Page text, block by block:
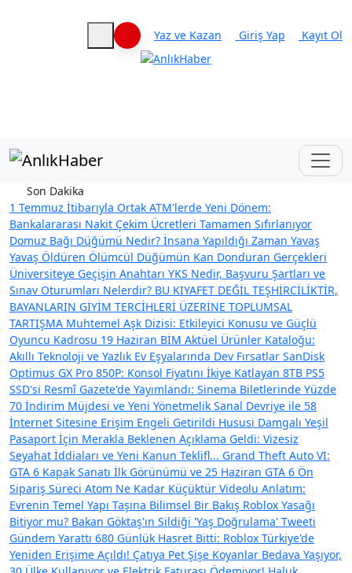
Haberleri keşfet
Yaz ve Kazan Giriş Yap Kayıt Ol
Son Dakika
1 Temmuz İtibarıyla Ortak ATM'lerde Yeni Dönem:
Bankalararası Nakit Çekim Ücretleri Tamamen Sıfırlanıyor
Domuz Bağı Düğümü Nedir? İnsana Yapıldığı Zaman Yavaş
Yavaş Öldüren Ölümcül Düğümün Kan Donduran Gerçekleri
Üniversiteye Geçişin Anahtarı YKS Nedir, Başvuru Şartları ve
Sınav Oturumları Nelerdir? BU KIYAFET DEĞİL TEŞHİRCİLİKTİR,
BAYANLARIN GİYİM TERCİHLERİ ÜZERİNE TOPLUMSAL
TARTIŞMA Muhtemel Aşk Dizisi: Etkileyici Konusu ve Güçlü
Oyuncu Kadrosu 19 Haziran BİM Aktüel Ürünler Kataloğu:
Akıllı Teknoloji ve Yazlık Ev Eşyalarında Dev Fırsatlar SanDisk
Optimus GX Pro 850P: Konsol Fiyatını İkiye Katlayan 8TB PS5
SSD'si Resmî Gazete'de Yayımlandı: Sinema Biletlerinde Yüzde
70 İndirim Müjdesi ve Yeni Yönetmelik Sanal Devriye ile 58
İnternet Sitesine Erişim Engeli Getirildi Hususi Damgalı Yeşil
Pasaport İçin Merakla Beklenen Açıklama Geldi: Vizesiz
Seyahat İddiaları ve Yeni Kanun Teklifl... Grand Theft Auto VI:
GTA 6 Kapak Sanatı İlk Görünümü ve 25 Haziran GTA 6 Ön
Sipariş Süreci Atom Ne Kadar Küçüktür Videolu Anlatım:
Evrenin Temel Yapı Taşına Bilimsel Bir Bakış Roblox Yasağı
Bitiyor mu? Bakan Göktaş'ın Sildiği 'Yaş Doğrulama' Tweeti
Gündem Yarattı 680 Günlük Hasret Bitti: Roblox Türkiye'de
Yeniden Erişime Açıldı! Çatıya Pet Şişe Koyanlar Bedava Yaşıyor,